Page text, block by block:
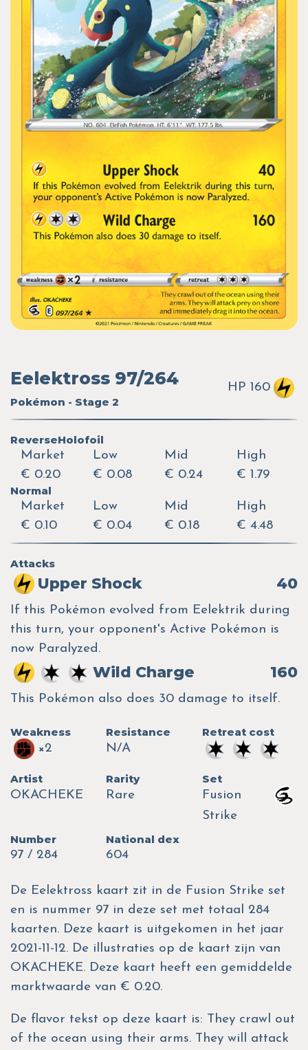
Eelektross 97/264
Pokémon - Stage 2
HP 160
ReverseHolofoil
Market
€ 0.20
Low
€ 0.08
Mid
€ 0.24
High
€ 1.79
Normal
Market
€ 0.10
Low
€ 0.04
Mid
€ 0.18
High
€ 4.48
Attacks
Upper Shock 40
If this Pokémon evolved from Eelektrik during
this turn, your opponent's Active Pokémon is
now Paralyzed.
Wild Charge 160
This Pokémon also does 30 damage to itself.
Weakness
×2
Resistance
N/A
Retreat cost
Artist
OKACHEKE
Rarity
Rare
Set
Fusion
Strike
Number
97 / 284
National dex
604
De Eelektross kaart zit in de Fusion Strike set
en is nummer 97 in deze set met totaal 284
kaarten. Deze kaart is uitgekomen in het jaar
2021-11-12. De illustraties op de kaart zijn van
OKACHEKE. Deze kaart heeft een gemiddelde
marktwaarde van € 0.20.
De flavor tekst op deze kaart is: They crawl out
of the ocean using their arms. They will attack